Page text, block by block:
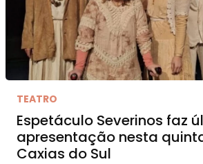
TEATRO
Espetáculo Severinos faz
apresentação nesta
Caxias do Sul